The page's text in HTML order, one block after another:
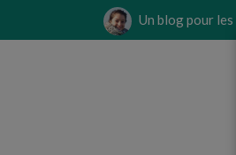
Un blog pour